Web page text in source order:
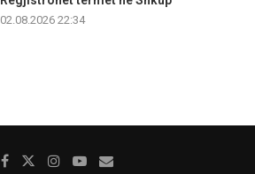
02.08.2026 22:34